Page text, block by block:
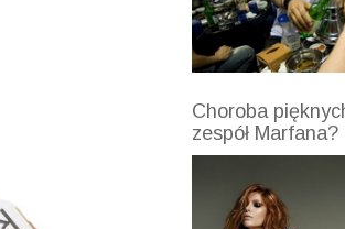
Choroba
zespół Marfana?